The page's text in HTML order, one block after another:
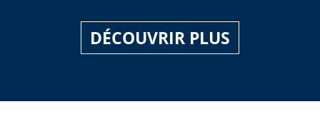
DÉCOUVRIR PLUS